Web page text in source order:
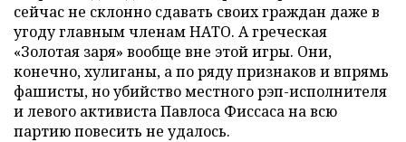
сейчас не склонно сдавать своих граждан даже в
угоду главным членам НАТО. А греческая
«Золотая заря» вообще вне этой игры. Они,
конечно, хулиганы, а по ряду признаков и впрямь
фашисты, но убийство местного рэп-исполнителя
и левого активиста Павлоса Фиссаса на всю
партию повесить не удалось.